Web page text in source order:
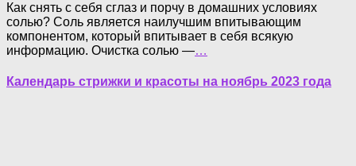
Как снять с себя сглаз и порчу в домашних условиях
солью? Соль является наилучшим впитывающим
компонентом, который впитывает в себя всякую
информацию. Очистка солью —…
Календарь стрижки и красоты на ноябрь 2023 года